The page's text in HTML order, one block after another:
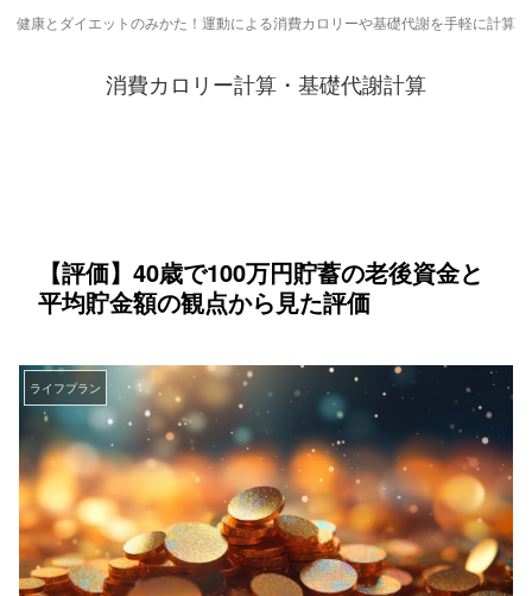
健康とダイエットのみかた！運動による消費カロリーや基礎代謝を手軽に計算
消費カロリー計算・基礎代謝計算
【評価】40歳で100万円貯蓄の老後資金と
平均貯金額の観点から見た評価
ライフプラン